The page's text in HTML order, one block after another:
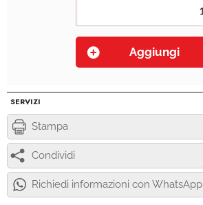
SERVIZI
Stampa
Condividi
Richiedi informazioni con WhatsApp